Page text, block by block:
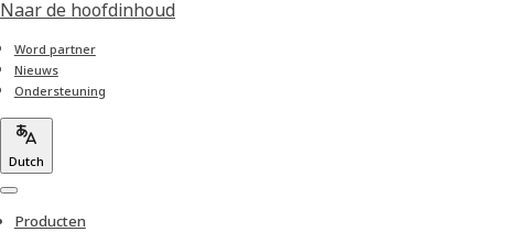
Naar de hoofdinhoud
Word partner
Nieuws
Ondersteuning
Dutch
Menu
Producten